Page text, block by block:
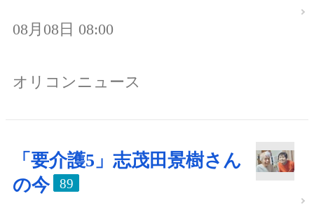
08月08日 08:00
オリコンニュース
「要介護5」志茂田景樹さん
の今
89